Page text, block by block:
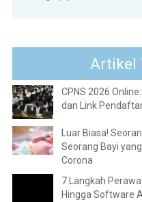
Artikel
CPNS 2026
dan Link
Luar Biasa!
Seorang Bayi
Corona
7 Langkah
Hingga Software